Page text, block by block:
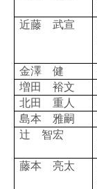
近藤 武宣
金澤 健
増田 裕文
北田 重人
島本 雅嗣
辻 智宏
藤本 亮太